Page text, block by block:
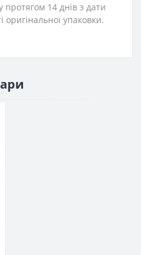
14 днів з дати
оригінальної упаковки.